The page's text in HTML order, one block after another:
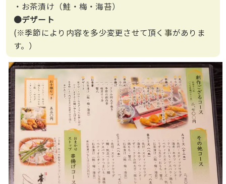
・お茶漬け（鮭・梅・海苔）
●デザート
(※季節により内容を多少変更させて頂く事がありま
す。）